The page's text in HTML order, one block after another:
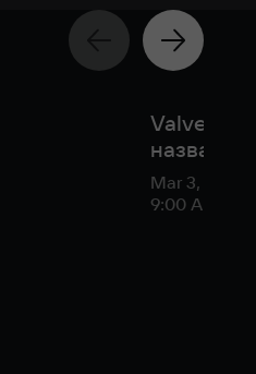
Valve
назвала
лучшие
Mar 3, 2026,
9:00 AM